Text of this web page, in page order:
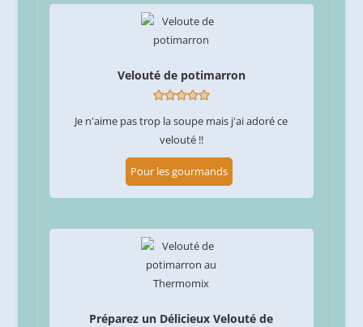
Velouté de potimarron
Je n'aime pas trop la soupe mais j'ai adoré ce
velouté !!
Pour les gourmands
Préparez un Délicieux Velouté de